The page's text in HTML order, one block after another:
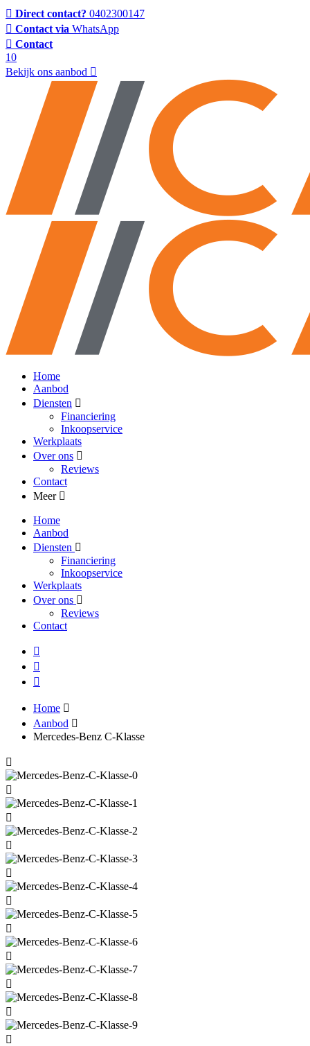
Direct contact? 0402300147
Contact via WhatsApp
Contact
10
Bekijk ons aanbod
Home
Aanbod
Diensten
Financiering
Inkoopservice
Werkplaats
Over ons
Reviews
Contact
Meer
Home
Aanbod
Diensten
Financiering
Inkoopservice
Werkplaats
Over ons
Reviews
Contact
Home
Aanbod
Mercedes-Benz C-Klasse